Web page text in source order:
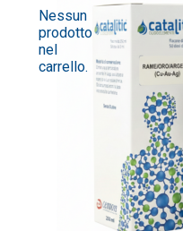
Nessun
prodotto
nel
carrello.